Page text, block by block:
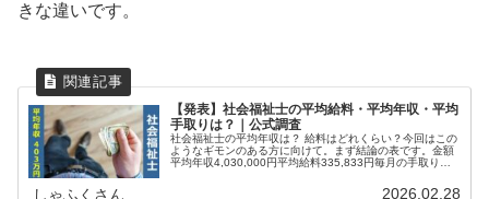
きな違いです。
【発表】社会福祉士の平均給料・平均年収・平均
手取りは？｜公式調査
社会福祉士の平均年収は？ 給料はどれくらい？今回はこの
ようなギモンのある方に向けて。まず結論の表です。金額
平均年収4,030,000円平均給料335,833円毎月の手取り
しゃふくさん 2026.02.28